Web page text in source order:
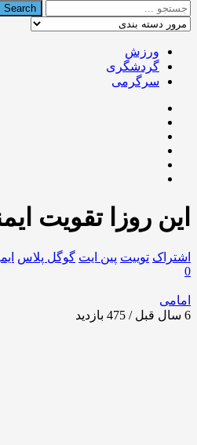
ورزش
گردشگری
سرگرمی
️این روزا تقویت
اشتراک توییت پین ایت گوگل‌ پلاس
0
امامی
6 سال قبل / 475
بازدید